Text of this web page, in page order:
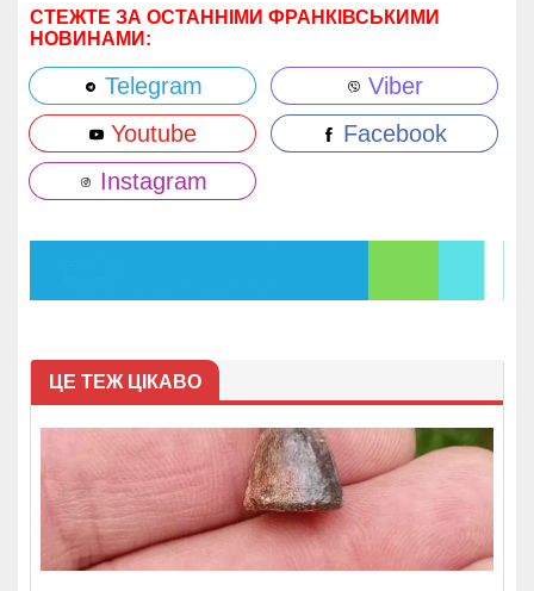
СТЕЖТЕ ЗА ОСТАННІМИ ФРАНКІВСЬКИМИ
НОВИНАМИ:
Telegram
Viber
Youtube
Facebook
Instagram
ЦЕ ТЕЖ ЦІКАВО